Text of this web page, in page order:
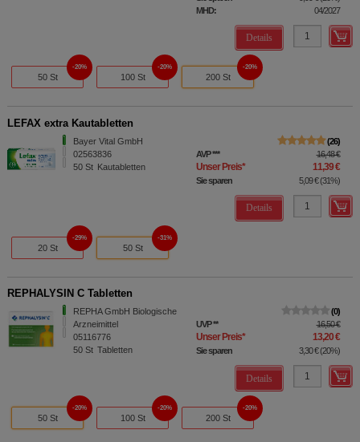
MHD:
04/2027
Details
50 St
20%
100 St
20%
200 St
20%
LEFAX extra Kautabletten
Bayer Vital GmbH
02563836
50 St Kautabletten
26
AVP*** 16,48 €
Unser Preis* 11,39 €
Sie sparen 5,09 €(31%)
Details
20 St
29%
50 St
31%
REPHALYSIN C Tabletten
REPHA GmbH Biologische
Arzneimittel
05116776
50 St Tabletten
0
UVP** 16,50 €
Unser Preis* 13,20 €
Sie sparen 3,30 €(20%)
Details
50 St
20%
100 St
20%
200 St
20%